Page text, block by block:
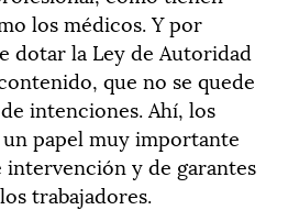
los médicos. Y por
dotar la Ley de Autoridad
que no se quede
intenciones. Ahí, los
papel muy importante
y de garantes
trabajadores.